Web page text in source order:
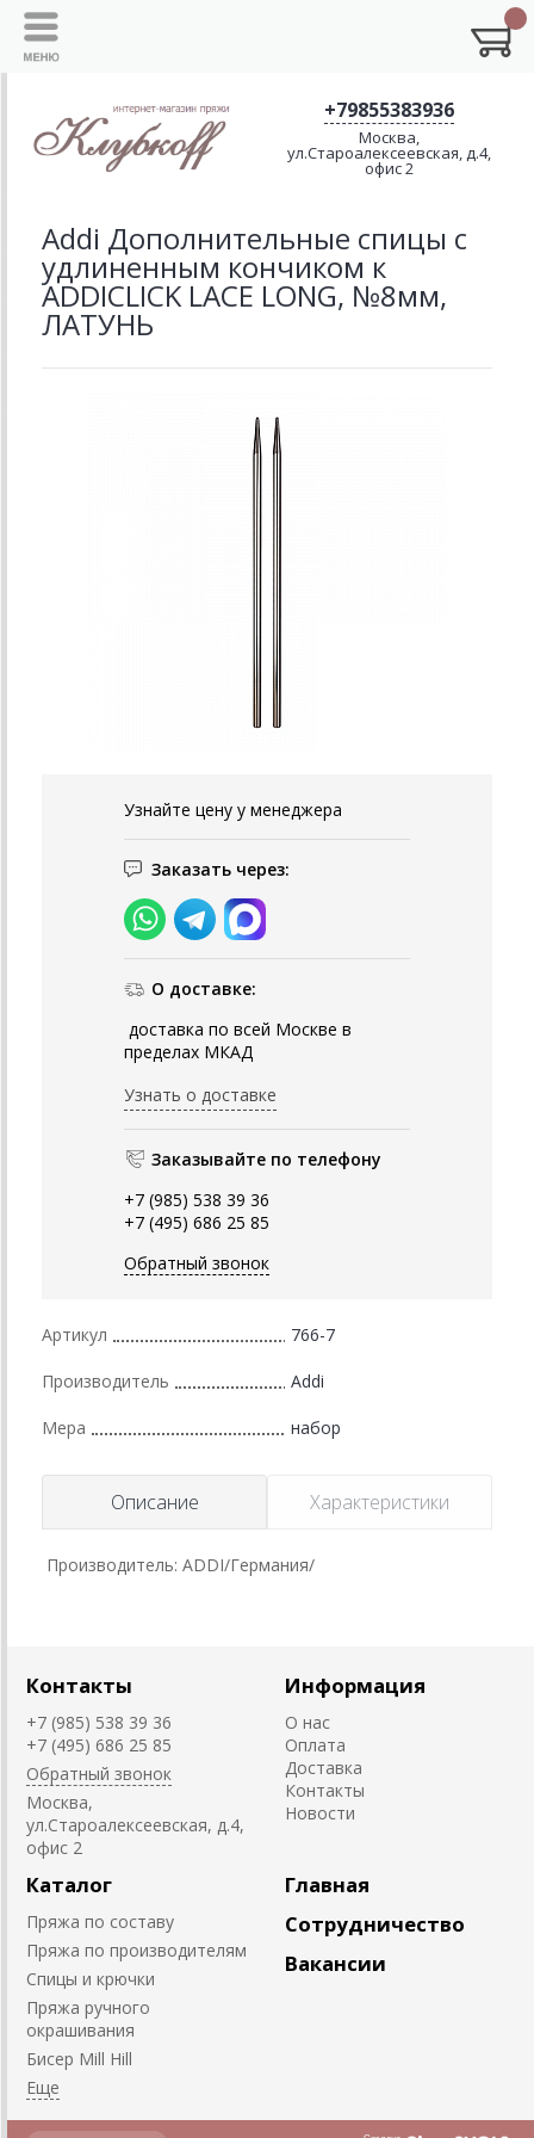
+79855383936
Москва,
ул.Староалексеевская, д.4,
офис 2
Addi Дополнительные спицы с
удлиненным кончиком к
ADDICLICK LACE LONG, №8мм,
ЛАТУНЬ
Узнайте цену у менеджера
Заказать через:
О доставке:
доставка по всей Москве в
пределах МКАД
Узнать о доставке
Заказывайте по телефону
+7 (985) 538 39 36
+7 (495) 686 25 85
Обратный звонок
Артикул 766-7
Производитель Addi
Мера набор
Описание Характеристики
Производитель: ADDI/Германия/
Контакты
+7 (985) 538 39 36
+7 (495) 686 25 85
Обратный звонок
Москва,
ул.Староалексеевская, д.4,
офис 2
Информация
О нас
Оплата
Доставка
Контакты
Новости
Каталог
Пряжа по составу
Пряжа по производителям
Спицы и крючки
Пряжа ручного
окрашивания
Биcер Mill Hill
Главная
Сотрудничество
Вакансии